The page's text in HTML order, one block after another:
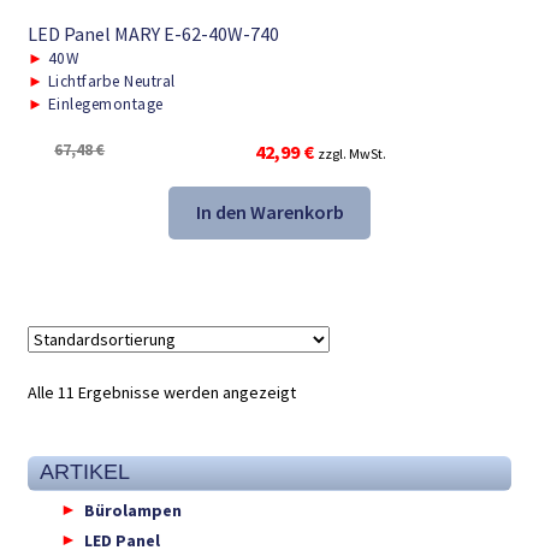
LED Panel MARY E-62-40W-740
► 40W
► Lichtfarbe Neutral
► Einlegemontage
67,48€
Ursprünglicher
war:
67,48 €
42,99€Aktueller
ist:
42,99 €.
zzgl. MwSt.
In den Warenkorb
Alle 11 Ergebnisse werden angezeigt
ARTIKEL
Bürolampen
LED Panel